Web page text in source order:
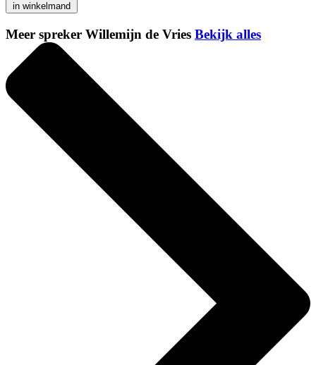
in winkelmand
Meer spreker Willemijn de Vries Bekijk alles